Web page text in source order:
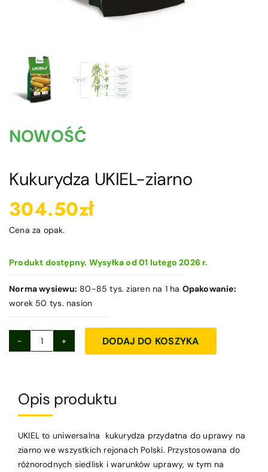
Moje konto
NOWOŚĆ
Kukurydza UKIEL-ziarno
304.50zł
Cena za opak.
Produkt dostępny. Wysyłka od 01 lutego 2026 r.
Norma wysiewu: 80-85 tys. ziaren na 1 ha Opakowanie:
worek 50 tys. nasion
ilość
ziarno
DODAJ DO KOSZYKA
Opis produktu
UKIEL to uniwersalna kukurydza przydatna do uprawy na
ziarno we wszystkich rejonach Polski. Przystosowana do
różnorodnych siedlisk i warunków uprawy, w tym na